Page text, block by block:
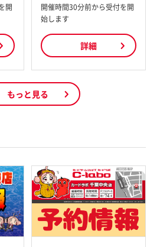
開
開催時間30分前から受付を開
始します
詳細
もっと見る